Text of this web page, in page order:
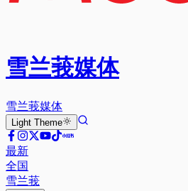
雪兰莪媒体
雪兰莪媒体
Light Theme
最新
全国
雪兰莪